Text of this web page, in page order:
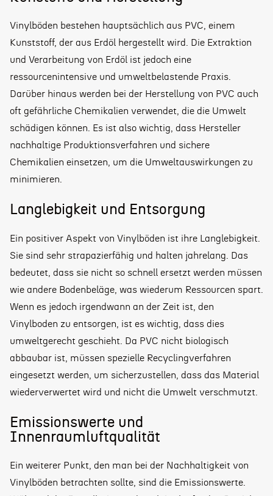
Vinylböden bestehen hauptsächlich aus PVC, einem
Kunststoff, der aus Erdöl hergestellt wird. Die Extraktion
und Verarbeitung von Erdöl ist jedoch eine
ressourcenintensive und umweltbelastende Praxis.
Darüber hinaus werden bei der Herstellung von PVC auch
oft gefährliche Chemikalien verwendet, die die Umwelt
schädigen können. Es ist also wichtig, dass Hersteller
nachhaltige Produktionsverfahren und sichere
Chemikalien einsetzen, um die Umweltauswirkungen zu
minimieren.
Langlebigkeit und Entsorgung
Ein positiver Aspekt von Vinylböden ist ihre Langlebigkeit.
Sie sind sehr strapazierfähig und halten jahrelang. Das
bedeutet, dass sie nicht so schnell ersetzt werden müssen
wie andere Bodenbeläge, was wiederum Ressourcen spart.
Wenn es jedoch irgendwann an der Zeit ist, den
Vinylboden zu entsorgen, ist es wichtig, dass dies
umweltgerecht geschieht. Da PVC nicht biologisch
abbaubar ist, müssen spezielle Recyclingverfahren
eingesetzt werden, um sicherzustellen, dass das Material
wiederverwertet wird und nicht die Umwelt verschmutzt.
Emissionswerte und
Innenraumluftqualität
Ein weiterer Punkt, den man bei der Nachhaltigkeit von
Vinylböden betrachten sollte, sind die Emissionswerte.